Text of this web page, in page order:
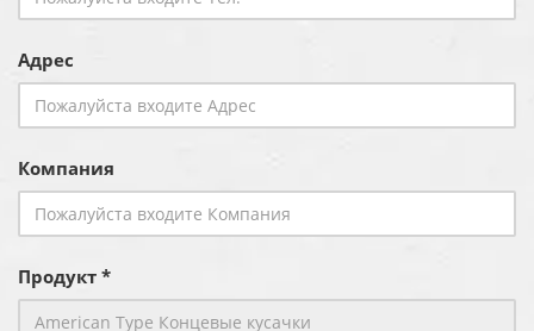
Адрес
Компания
Продукт *